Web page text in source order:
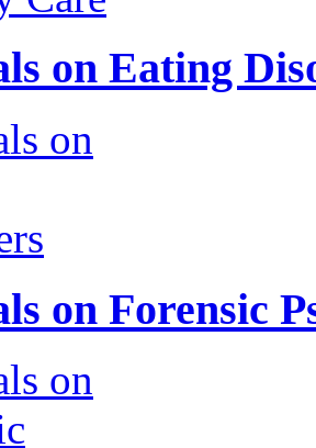
on Eating
on Forensic